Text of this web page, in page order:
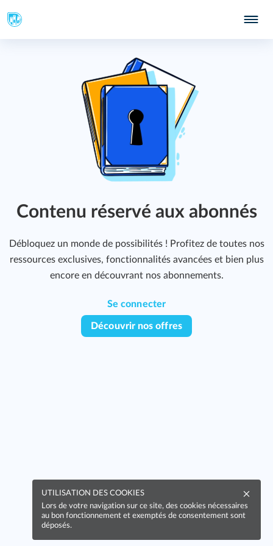
Contenu réservé aux abonnés
Débloquez un monde de possibilités ! Profitez de toutes nos
ressources exclusives, fonctionnalités avancées et bien plus
encore en découvrant nos abonnements.
Se connecter
Découvrir nos offres
UTILISATION DES COOKIES
Lors de votre navigation sur ce site, des cookies nécessaires
au bon fonctionnement et exemptés de consentement sont
déposés.